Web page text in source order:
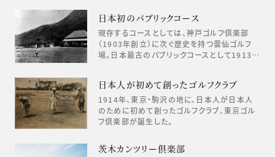
日本初のパブリックコース
現存するコースとしては、神戸ゴルフ倶楽部
（1903年創立）に次ぐ歴史を持つ雲仙ゴルフ
場。日本最古のパブリックコースとして1913…
日本人が初めて創ったゴルフクラブ
1914年、東京・駒沢の地に、日本人が日本人
のために初めて創ったゴルフクラブ、東京ゴル
フ倶楽部が誕生した。
茨木カンツリー倶楽部